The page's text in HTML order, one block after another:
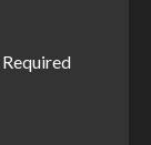
Required